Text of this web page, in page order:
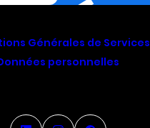
Générales de Services
personnelles